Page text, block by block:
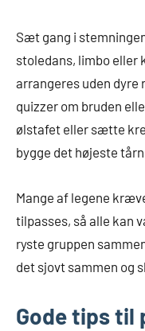
Sæt gang i
stoledans, limbo eller
arrangeres uden dyre
quizzer om bruden
ølstafet eller sætte
bygge det højeste
Mange af legene
tilpasses, så alle kan
ryste gruppen
det sjovt sammen og
Gode tips til